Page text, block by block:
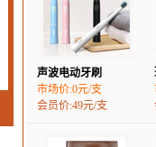
声波电动牙刷
市场价:0元/支
会员价:49元/支